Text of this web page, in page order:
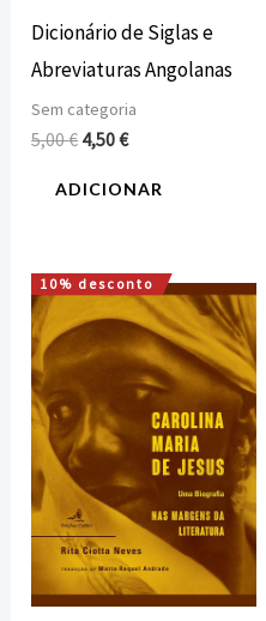
Dicionário de Siglas e
Abreviaturas Angolanas
Sem categoria
5,00€ 4,50€
ADICIONAR
10% desconto
O
preço
original
era:
12,00 €.
O
preço
atual
é:
10,80 €.